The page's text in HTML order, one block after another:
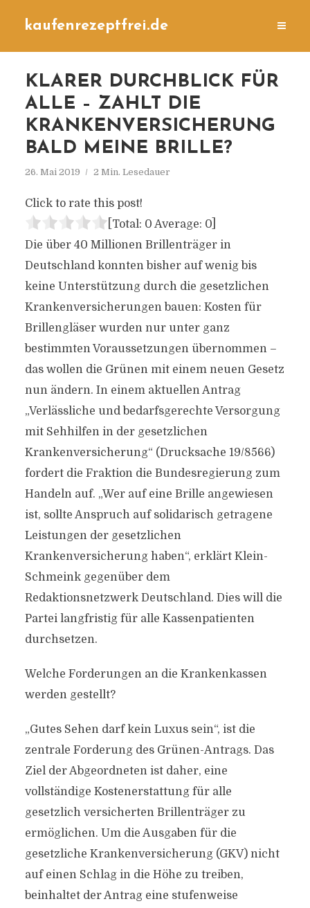
kaufenrezeptfrei.de
KLARER DURCHBLICK FÜR
ALLE – ZAHLT DIE
KRANKENVERSICHERUNG
BALD MEINE BRILLE?
26. Mai 2019 2 Min. Lesedauer
Click to rate this post!
[Total: 0 Average: 0]
Die über 40 Millionen Brillenträger in
Deutschland konnten bisher auf wenig bis
keine Unterstützung durch die gesetzlichen
Krankenversicherungen bauen: Kosten für
Brillengläser wurden nur unter ganz
bestimmten Voraussetzungen übernommen –
das wollen die Grünen mit einem neuen Gesetz
nun ändern. In einem aktuellen Antrag
„Verlässliche und bedarfsgerechte Versorgung
mit Sehhilfen in der gesetzlichen
Krankenversicherung“ (Drucksache 19/8566)
fordert die Fraktion die Bundesregierung zum
Handeln auf. „Wer auf eine Brille angewiesen
ist, sollte Anspruch auf solidarisch getragene
Leistungen der gesetzlichen
Krankenversicherung haben“, erklärt Klein-
Schmeink gegenüber dem
Redaktionsnetzwerk Deutschland. Dies will die
Partei langfristig für alle Kassenpatienten
durchsetzen.
Welche Forderungen an die Krankenkassen
werden gestellt?
„Gutes Sehen darf kein Luxus sein“, ist die
zentrale Forderung des Grünen-Antrags. Das
Ziel der Abgeordneten ist daher, eine
vollständige Kostenerstattung für alle
gesetzlich versicherten Brillenträger zu
ermöglichen. Um die Ausgaben für die
gesetzliche Krankenversicherung (GKV) nicht
auf einen Schlag in die Höhe zu treiben,
beinhaltet der Antrag eine stufenweise